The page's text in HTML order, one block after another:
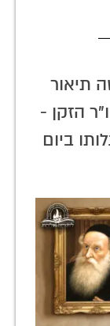
תיאור
הזקן -
ביום